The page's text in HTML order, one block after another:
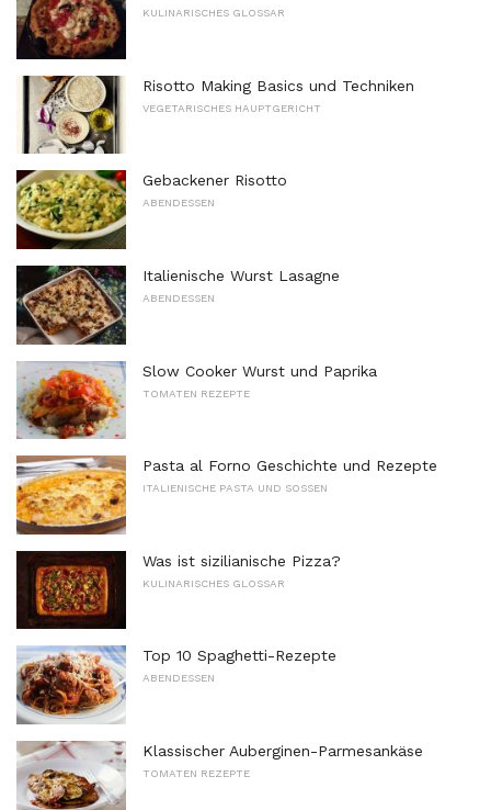
KULINARISCHES GLOSSAR
Risotto Making Basics und Techniken
VEGETARISCHES HAUPTGERICHT
Gebackener Risotto
ABENDESSEN
Italienische Wurst Lasagne
ABENDESSEN
Slow Cooker Wurst und Paprika
TOMATEN REZEPTE
Pasta al Forno Geschichte und Rezepte
ITALIENISCHE PASTA UND SOSSEN
Was ist sizilianische Pizza?
KULINARISCHES GLOSSAR
Top 10 Spaghetti-Rezepte
ABENDESSEN
Klassischer Auberginen-Parmesankäse
TOMATEN REZEPTE